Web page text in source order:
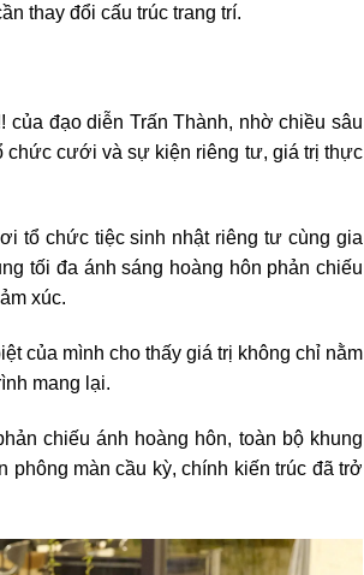
thay đổi cấu trúc trang trí.
đạo diễn Trấn Thành, nhờ chiều sâu
chức cưới và sự kiện riêng tư, giá trị thực
tổ chức tiệc sinh nhật riêng tư cùng gia
tối đa ánh sáng hoàng hôn phản chiếu
xúc.
của mình cho thấy giá trị không chỉ nằm
mang lại.
chiếu ánh hoàng hôn, toàn bộ khung
màn cầu kỳ, chính kiến trúc đã trở